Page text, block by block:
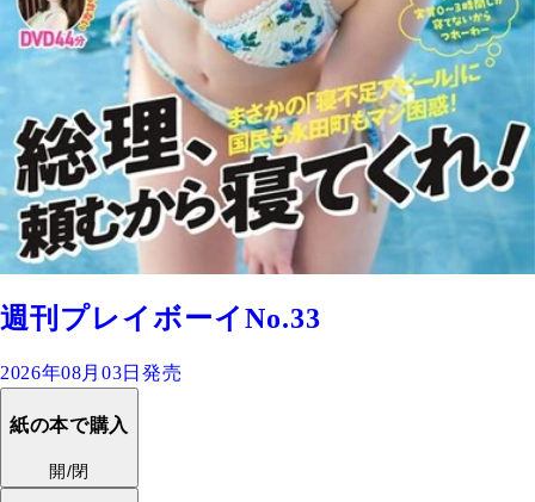
週刊プレイボーイNo.33
2026年08月03日発売
紙の本で購入
開/閉